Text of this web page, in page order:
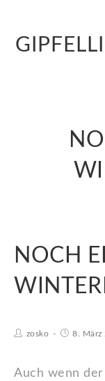
NOCH
zosko 8. März
Auch wenn